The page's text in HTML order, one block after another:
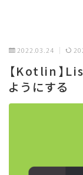
2022.03.24
【Kotlin】
ようにする